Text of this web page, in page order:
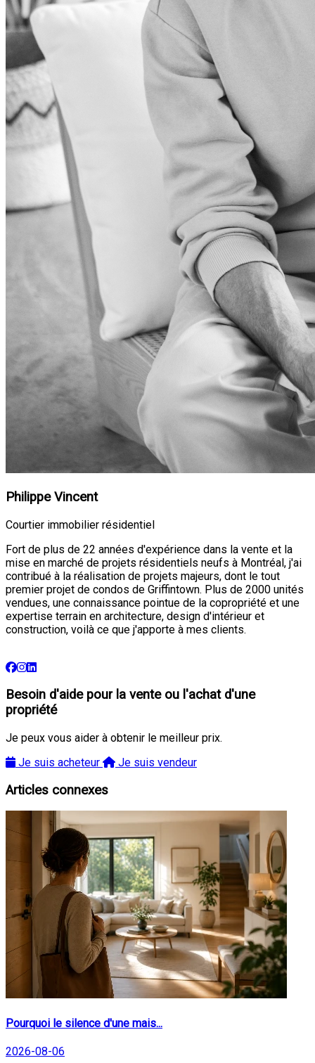
Philippe Vincent
Courtier immobilier résidentiel
Fort de plus de 22 années d'expérience dans la vente et la
mise en marché de projets résidentiels neufs à Montréal, j'ai
contribué à la réalisation de projets majeurs, dont le tout
premier projet de condos de Griffintown. Plus de 2000 unités
vendues, une connaissance pointue de la copropriété et une
expertise terrain en architecture, design d'intérieur et
construction, voilà ce que j'apporte à mes clients.
Besoin d'aide pour la vente ou l'achat d'une
propriété
Je peux vous aider à obtenir le meilleur prix.
Je suis acheteur
Je suis vendeur
Articles connexes
Pourquoi le silence d'une mais...
2026-08-06